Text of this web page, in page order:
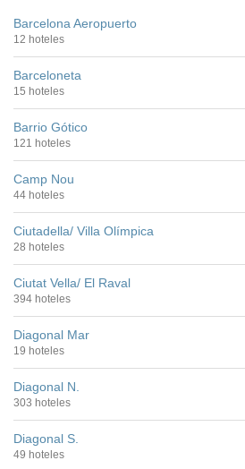
Barcelona Aeropuerto
12 hoteles
Barceloneta
15 hoteles
Barrio Gótico
121 hoteles
Camp Nou
44 hoteles
Ciutadella/ Villa Olímpica
28 hoteles
Ciutat Vella/ El Raval
394 hoteles
Diagonal Mar
19 hoteles
Diagonal N.
303 hoteles
Diagonal S.
49 hoteles